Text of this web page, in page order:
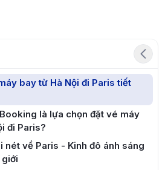
bay từ Hà Nội đi Paris tiết
là lựa chọn đặt vé máy
đi Paris?
nét về Paris - Kinh đô ánh sáng
giới